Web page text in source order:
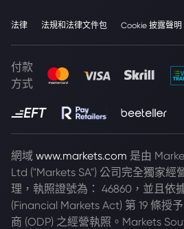
法律 法規和法律文件包 Cookie 披露聲明
付款
方式
網域 www.markets.com 是由
Ltd ("Markets SA") 公司完全獨家經
理，執照證號為： 46860，並且依
(Financial Markets Act) 第 19 條授
商 (ODP) 之經營執照。Markets